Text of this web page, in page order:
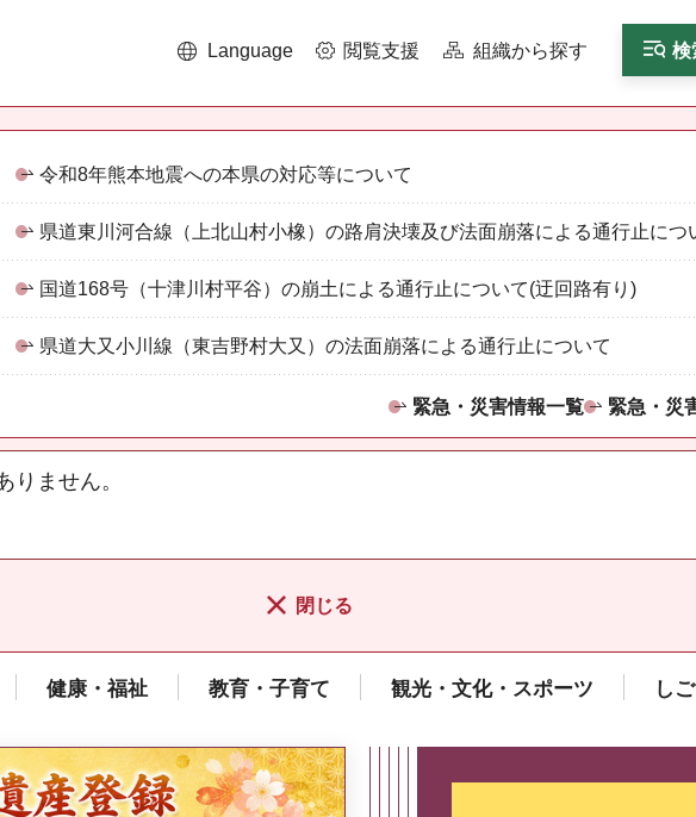
Language 閲覧支援 組織から探す 検
令和8年熊本地震への本県の対応等について
県道東川河合線（上北山村小橡）の路肩決壊及び法面崩落による通行止につ
国道168号（十津川村平谷）の崩土による通行止について(迂回路有り)
県道大又小川線（東吉野村大又）の法面崩落による通行止について
緊急・災害情報一覧 緊急・災
りません。
閉じる
健康・福祉 教育・子育て 観光・文化・スポーツ し
ここから最大3つずつ